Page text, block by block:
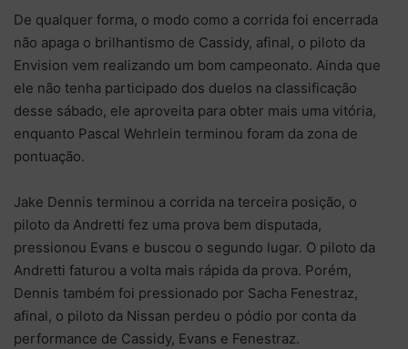
De qualquer forma, o modo como a corrida foi encerrada
não apaga o brilhantismo de Cassidy, afinal, o piloto da
Envision vem realizando um bom campeonato. Ainda que
ele não tenha participado dos duelos na classificação
desse sábado, ele aproveita para obter mais uma vitória,
enquanto Pascal Wehrlein terminou foram da zona de
pontuação.
Jake Dennis terminou a corrida na terceira posição, o
piloto da Andretti fez uma prova bem disputada,
pressionou Evans e buscou o segundo lugar. O piloto da
Andretti faturou a volta mais rápida da prova. Porém,
Dennis também foi pressionado por Sacha Fenestraz,
afinal, o piloto da Nissan perdeu o pódio por conta da
performance de Cassidy, Evans e Fenestraz.